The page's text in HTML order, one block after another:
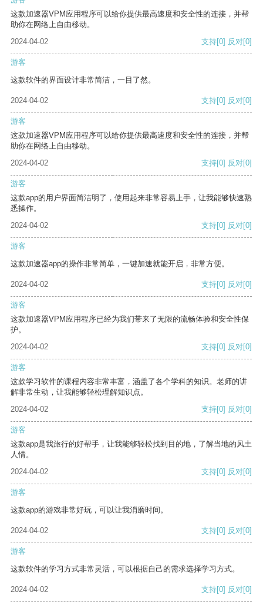
这款加速器VPM应用程序可以给你提供最高速度和安全性的连接，并帮
助你在网络上自由移动。
2024-04-02
支持[0] 反对[0]
游客
这款软件的界面设计非常简洁，一目了然。
2024-04-02 支持[0] 反对[0]
游客
这款加速器VPM应用程序可以给你提供最高速度和安全性的连接，并帮
助你在网络上自由移动。
2024-04-02
支持[0] 反对[0]
游客
这款app的用户界面简洁明了，使用起来非常容易上手，让我能够快速熟
悉操作。
2024-04-02
支持[0] 反对[0]
游客
这款加速器app的操作非常简单，一键加速就能开启，非常方便。
2024-04-02 支持[0] 反对[0]
游客
这款加速器VPM应用程序已经为我们带来了无限的流畅体验和安全性保
护。
2024-04-02
支持[0] 反对[0]
游客
这款学习软件的课程内容非常丰富，涵盖了各个学科的知识。老师的讲
解非常生动，让我能够轻松理解知识点。
2024-04-02
支持[0] 反对[0]
游客
这款app是我旅行的好帮手，让我能够轻松找到目的地，了解当地的风土
人情。
2024-04-02
支持[0] 反对[0]
游客
这款app的游戏非常好玩，可以让我消磨时间。
2024-04-02 支持[0] 反对[0]
游客
这款软件的学习方式非常灵活，可以根据自己的需求选择学习方式。
2024-04-02 支持[0] 反对[0]